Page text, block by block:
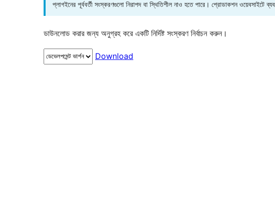
প্লাগইনের পূর্ববর্তী সংস্করণগুলো নিরাপদ বা স্থিতিশীল নাও হতে পারে। প্রোডাকশন ওয়েবসাইটে
ডাউনলোড করার জন্য অনুগ্রহ করে একটি নির্দিষ্ট সংস্করণ নির্বাচন করুন।
Download